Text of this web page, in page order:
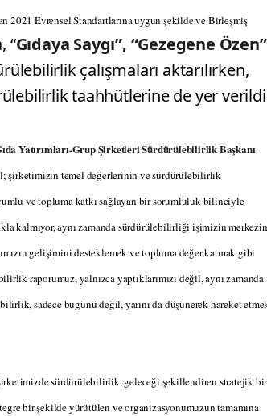
2021 Evrensel Standartlarına uygun şekilde ve Birleşmiş
“Gıdaya Saygı”, “Gezegene Özen”
çalışmaları aktarılırken,
taahhütlerine de yer
Yatırımları-Grup Şirketleri Sürdürülebilirlik Başkanı
şirketimizin temel değerlerinin ve sürdürülebilirlik
ve topluma katkı sağlayan bir sorumluluk bilinciyle
kalmıyor, aynı zamanda sürdürülebilirliği işimizin
gelişimini desteklemek ve topluma değer katmak gibi
raporumuz, yalnızca yaptıklarımızı değil, aynı zamanda
sadece bugünü değil, yarını da düşünerek hareket
sürdürülebilirlik, geleceği şekillendiren stratejik bir
bir şekilde yürütülen ve organizasyonumuzun tamamına